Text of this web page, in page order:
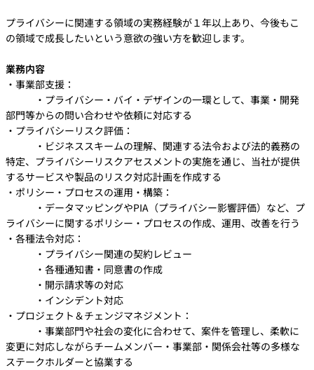
プライバシーに関連する領域の実務経験が１年以上あり、今後もこ
の領域で成長したいという意欲の強い方を歓迎します。
業務内容
・事業部支援：
・プライバシー・バイ・デザインの一環として、事業・開発
部門等からの問い合わせや依頼に対応する
・プライバシーリスク評価：
・ビジネススキームの理解、関連する法令および法的義務の
特定、プライバシーリスクアセスメントの実施を通じ、当社が提供
するサービスや製品のリスク対応計画を作成する
・ポリシー・プロセスの運用・構築：
・データマッピングやPIA（プライバシー影響評価）など、プ
ライバシーに関するポリシー・プロセスの作成、運用、改善を行う
・各種法令対応：
・プライバシー関連の契約レビュー
・各種通知書・同意書の作成
・開示請求等の対応
・インシデント対応
・プロジェクト＆チェンジマネジメント：
・事業部門や社会の変化に合わせて、案件を管理し、柔軟に
変更に対応しながらチームメンバー・事業部・関係会社等の多様な
ステークホルダーと協業する